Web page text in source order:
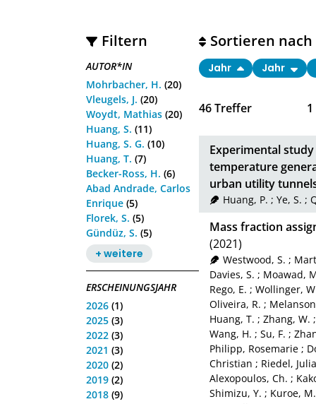
Filtern
AUTOR*IN
Mohrbacher, H. (20)
Vleugels, J. (20)
Woydt, Mathias (20)
Huang, S. (11)
Huang, S. G. (10)
Huang, T. (7)
Becker-Ross, H. (6)
Abad Andrade, Carlos
Enrique (5)
Florek, S. (5)
Gündüz, S. (5)
+ weitere
ERSCHEINUNGSJAHR
2026 (1)
2025 (3)
2022 (3)
2021 (3)
2020 (2)
2019 (2)
2018 (9)
46Treffer 1
Sortieren nach
Jahr Jahr
Experimental
temperature
urban utility
Huang, P. ; Ye, S. ;
Mass fraction
(2021)
Westwood, S. ;
Davies, S. ; Moawad,
Rego, E. ; Wollinger,
Oliveira, R. ;
Huang, T. ; Zhang, W.
Wang, H. ; Su, F. ;
Philipp, Rosemarie ;
Christian ; Riedel,
Alexopoulos, Ch. ;
Shimizu, Y. ; Kuroe, M.